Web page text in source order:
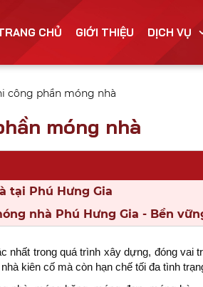
CHỦ GIỚI THIỆU DỊCH VỤ
công phần móng nhà
móng nhà
tại Phú Hưng Gia
nhà Phú Hưng Gia - Bền
nhất trong quá trình xây dựng, đóng
kiên cố mà còn hạn chế tối đa tình